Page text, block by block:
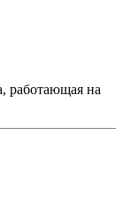
работающая на